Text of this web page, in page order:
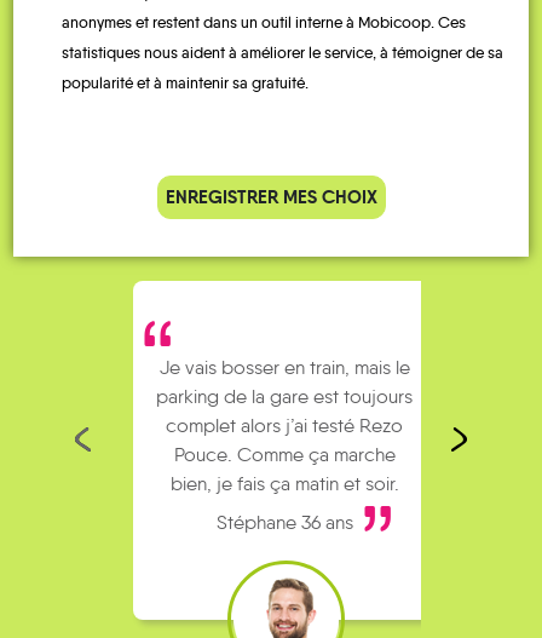
QUELQUES
Témoignages
Je vais bosser en train, mais le
parking de la gare est toujours
complet alors j’ai testé Rezo
Pouce. Comme ça marche
bien, je fais ça matin et soir.
Stéphane 36 ans
anonymes et restent dans un outil interne à Mobicoop. Ces
statistiques nous aident à améliorer le service, à témoigner de sa
popularité et à maintenir sa gratuité.
ENREGISTRER MES CHOIX